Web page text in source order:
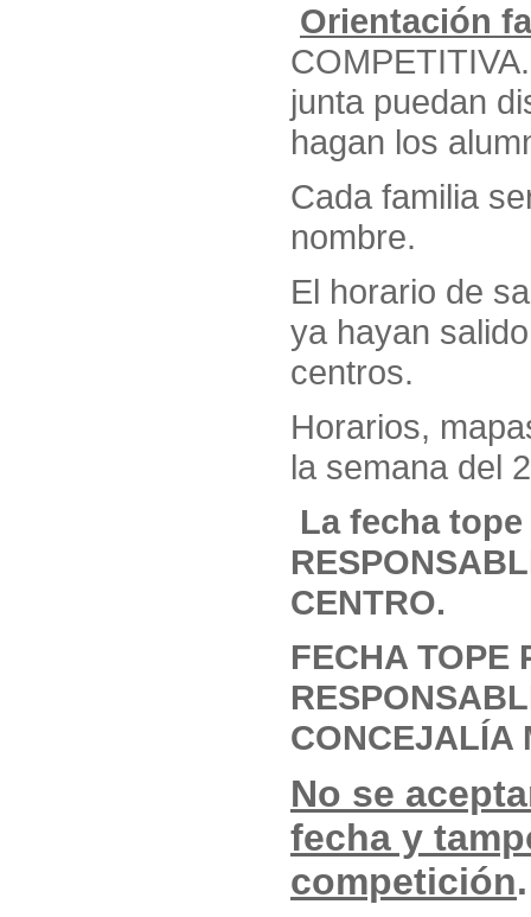
Orientación
junta puedan
hagan los
Cada familia
nombre.
El horario de
ya hayan
centros.
Horarios,
la semana del
La fecha
CENTRO.
FECHA TOPE
CONCEJALÍA
No se
fecha y
competición.